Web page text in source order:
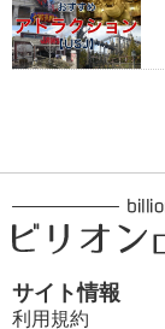
サイト情報
利用規約